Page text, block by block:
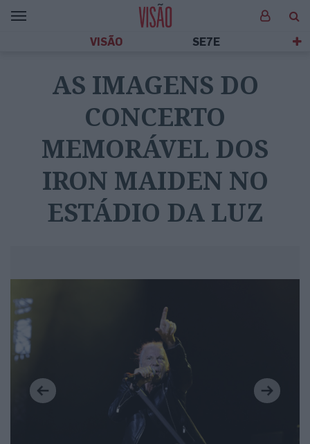
VISÃO SE7E
AS IMAGENS DO
CONCERTO
MEMORÁVEL DOS
IRON MAIDEN NO
ESTÁDIO DA LUZ